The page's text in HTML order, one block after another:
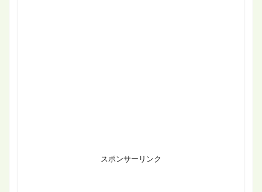
スポンサーリンク